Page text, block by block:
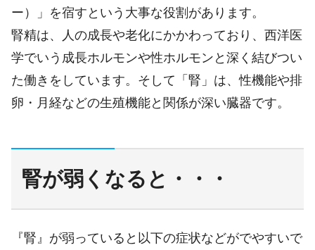
ー）」を宿すという大事な役割があります。
腎精は、人の成長や老化にかかわっており、西洋医
学でいう成長ホルモンや性ホルモンと深く結びつい
た働きをしています。そして 「腎」は、性機能や排
卵・月経などの生殖機能と関係が深い臓器です。
腎が弱くなると・・・
『腎』が弱っていると以下の症状などがでやすいで